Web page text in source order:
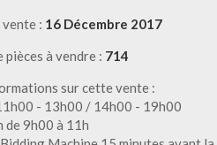
: 16 Décembre 2017
pièces à vendre : 714
sur cette vente :
- 13h00 / 14h00 - 19h00
de 9h00 à 11h